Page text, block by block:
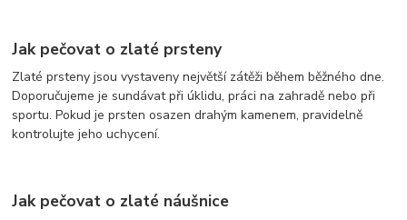
Jak pečovat o zlaté prsteny
Zlaté prsteny jsou vystaveny největší zátěži během běžného dne.
Doporučujeme je sundávat při úklidu, práci na zahradě nebo při
sportu. Pokud je prsten osazen drahým kamenem, pravidelně
kontrolujte jeho uchycení.
Jak pečovat o zlaté náušnice